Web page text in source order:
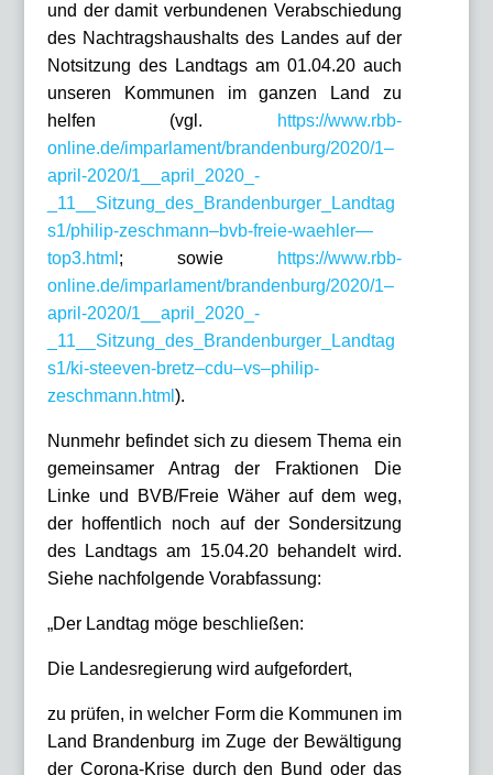
und der damit verbundenen Verabschiedung
des Nachtragshaushalts des Landes auf der
Notsitzung des Landtags am 01.04.20 auch
unseren Kommunen im ganzen Land zu
helfen (vgl. https://www.rbb-
online.de/imparlament/brandenburg/2020/1–
april-2020/1__april_2020_-
_11__Sitzung_des_Brandenburger_Landtag
s1/philip-zeschmann–bvb-freie-waehler—
top3.html ; sowie https://www.rbb-
online.de/imparlament/brandenburg/2020/1–
april-2020/1__april_2020_-
_11__Sitzung_des_Brandenburger_Landtag
s1/ki-steeven-bretz–cdu–vs–philip-
zeschmann.html ).
Nunmehr befindet sich zu diesem Thema ein
gemeinsamer Antrag der Fraktionen Die
Linke und BVB/Freie Wäher auf dem weg,
der hoffentlich noch auf der Sondersitzung
des Landtags am 15.04.20 behandelt wird.
Siehe nachfolgende Vorabfassung:
„Der Landtag möge beschließen:
Die Landesregierung wird aufgefordert,
zu prüfen, in welcher Form die Kommunen im
Land Brandenburg im Zuge der Bewältigung
der Corona-Krise durch den Bund oder das